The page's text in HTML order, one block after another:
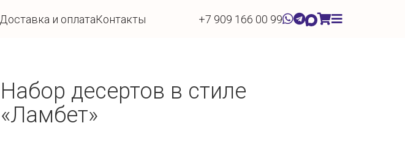
Доставка и оплатаКонтакты +7 909 166 00 99
Набор десертов в стиле
«Ламбет»